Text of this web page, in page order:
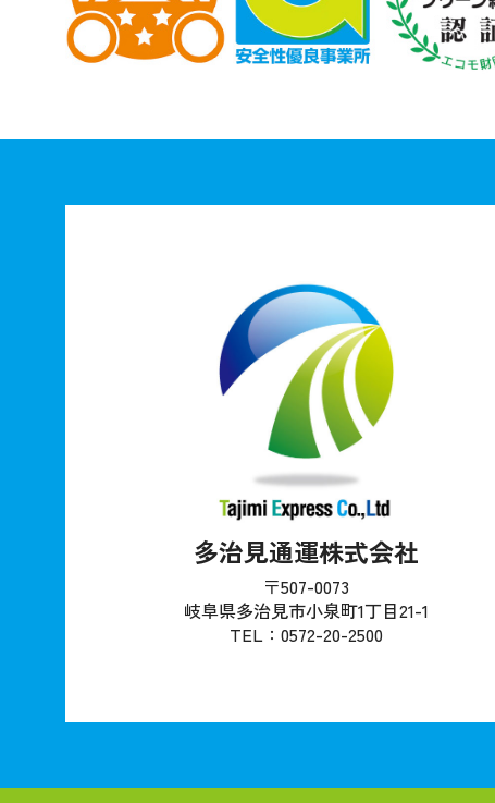
多治見通運株式会社
〒507-0073
岐阜県多治見市小泉町1丁目21-1
TEL：0572-20-2500